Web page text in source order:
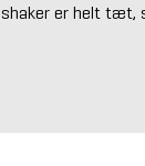
er helt tæt,